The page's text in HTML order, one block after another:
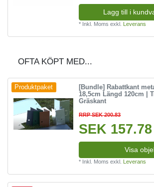
Lagg till i
* Inkl. Moms exkl. Leverans
OFTA KÖPT MED...
Produktpaket
[Bundle] Rabattkant
18,5cm Längd 120cm |
Gräskant
RRP SEK 200.83
SEK
Visa
* Inkl. Moms exkl. Leverans